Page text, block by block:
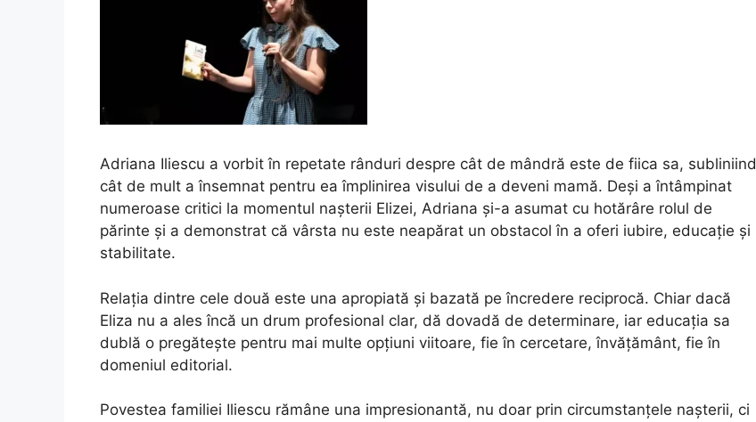
Adriana Iliescu a vorbit în repetate rânduri despre cât de mândră este de fiica sa, subliniind
cât de mult a însemnat pentru ea împlinirea visului de a deveni mamă. Deși a întâmpinat
numeroase critici la momentul nașterii Elizei, Adriana și-a asumat cu hotărâre rolul de
părinte și a demonstrat că vârsta nu este neapărat un obstacol în a oferi iubire, educație și
stabilitate.
Relația dintre cele două este una apropiată și bazată pe încredere reciprocă. Chiar dacă
Eliza nu a ales încă un drum profesional clar, dă dovadă de determinare, iar educația sa
dublă o pregătește pentru mai multe opțiuni viitoare, fie în cercetare, învățământ, fie în
domeniul editorial.
Povestea familiei Iliescu rămâne una impresionantă, nu doar prin circumstanțele nașterii, ci